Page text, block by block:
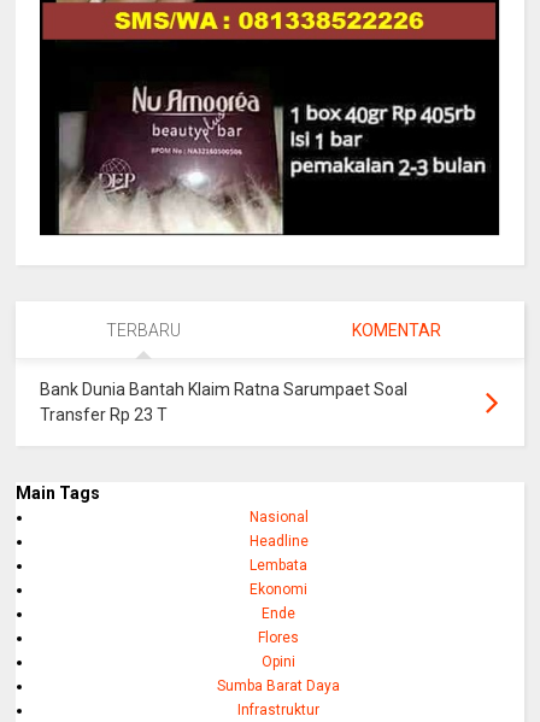
TERBARU KOMENTAR
Bank Dunia Bantah Klaim Ratna Sarumpaet Soal
Transfer Rp 23 T
Main Tags
Nasional
Headline
Lembata
Ekonomi
Ende
Flores
Opini
Sumba Barat Daya
Infrastruktur